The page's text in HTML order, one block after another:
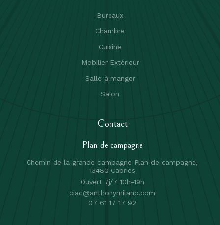
Bureaux
Chambre
Cuisine
Mobilier Extérieur
Salle à manger
Salon
Contact
Plan de campagne
Chemin de la grande campagne Plan de campagne,
13480 Cabries
Ouvert 7j/7 10h-19h
ciao@anthonymilano.com
07 61 17 17 92